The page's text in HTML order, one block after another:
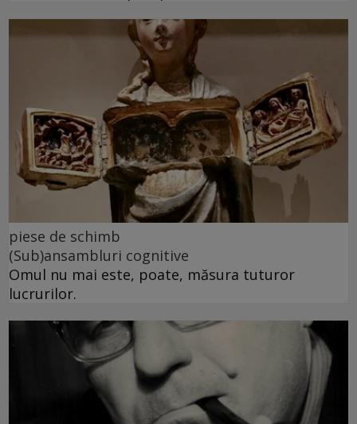
piese de schimb
(Sub)ansambluri cognitive
Omul nu mai este, poate, măsura tuturor
lucrurilor.